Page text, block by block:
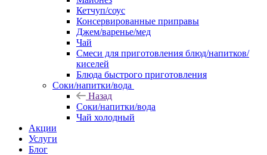
Кетчуп/соус
Консервированные приправы
Джем/варенье/мед
Чай
Смеси для приготовления блюд/напитков/
киселей
Блюда быстрого приготовления
Соки/напитки/вода
Назад
Соки/напитки/вода
Чай холодный
Акции
Услуги
Блог